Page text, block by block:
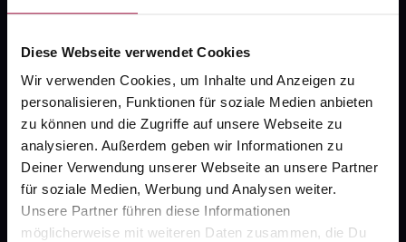
Diese Webseite verwendet Cookies
Wir verwenden Cookies, um Inhalte und Anzeigen zu
personalisieren, Funktionen für soziale Medien anbieten
zu können und die Zugriffe auf unsere Webseite zu
analysieren. Außerdem geben wir Informationen zu
Deiner Verwendung unserer Webseite an unsere Partner
für soziale Medien, Werbung und Analysen weiter.
Unsere Partner führen diese Informationen
möglicherweise mit weiteren Daten zusammen, die Du
gesund.de
Über uns
Karriere
Newsletter